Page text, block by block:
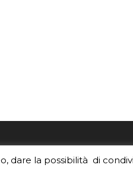
risponde, per
dare la possibilità di